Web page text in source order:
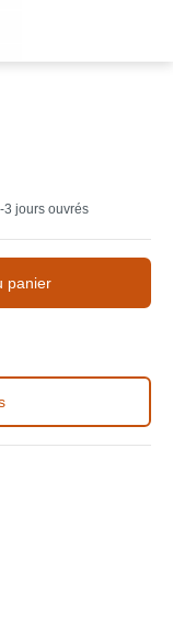
3 jours ouvrés
panier